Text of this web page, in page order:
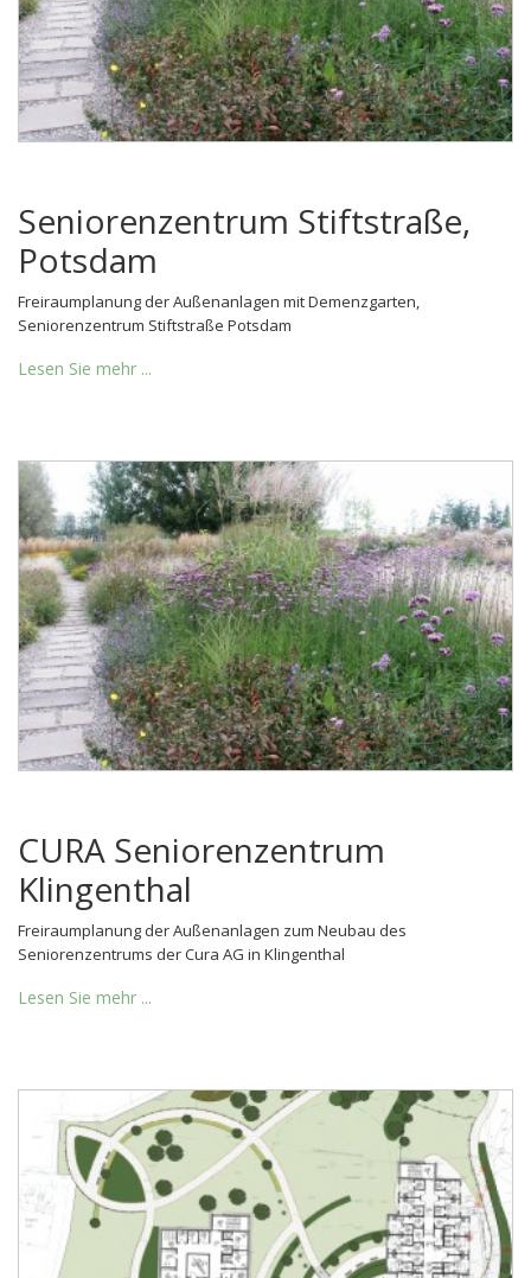
Seniorenzentrum Stiftstraße,
Potsdam
Freiraumplanung der Außenanlagen mit Demenzgarten,
Seniorenzentrum Stiftstraße Potsdam
Lesen Sie mehr ...
CURA Seniorenzentrum
Klingenthal
Freiraumplanung der Außenanlagen zum Neubau des
Seniorenzentrums der Cura AG in Klingenthal
Lesen Sie mehr ...